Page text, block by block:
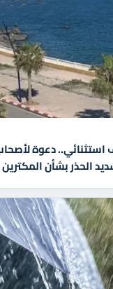
استثنائي.. دعوة
الحذر بشأن المكترين